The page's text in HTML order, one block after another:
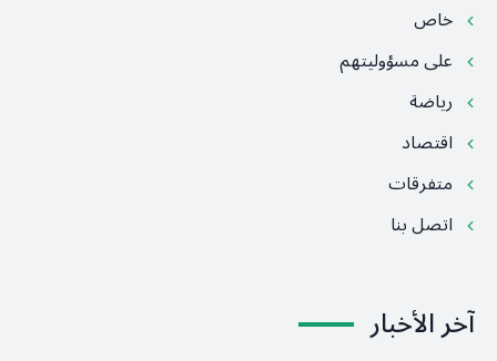
خاص
على مسؤوليتهم
رياضة
اقتصاد
متفرقات
اتصل بنا
آخر الأخبار